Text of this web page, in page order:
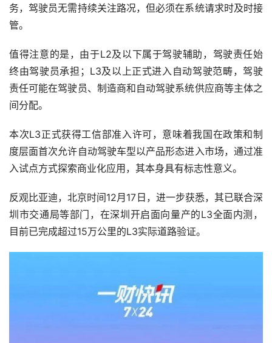
务，驾驶员无需持续关注路况，但必须在系统请求时及时接
管。
值得注意的是，由于L2及以下属于驾驶辅助，驾驶责任始
终由驾驶员承担；L3及以上正式进入自动驾驶范畴，驾驶
责任可能在驾驶员、制造商和自动驾驶系统供应商等主体之
间分配。
本次L3正式获得工信部准入许可，意味着我国在政策和制
度层面首次允许自动驾驶车型以产品形态进入市场，通过准
入试点方式探索商业化应用，其本身具有标志性意义。
反观比亚迪，北京时间12月17日，进一步获悉，其已联合深
圳市交通局等部门，在深圳开启面向量产的L3全面内测，
目前已完成超过15万公里的L3实际道路验证。